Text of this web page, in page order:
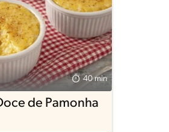
40 min
de Pamonha